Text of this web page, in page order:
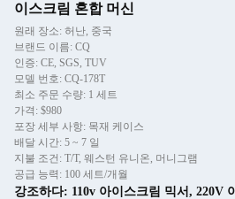
이스크림 혼합 머신
원래 장소: 허난, 중국
브랜드 이름: CQ
인증: CE, SGS, TUV
모델 번호: CQ-178T
최소 주문 수량: 1 세트
가격: $980
포장 세부 사항: 목재 케이스
배달 시간: 5 ~ 7 일
지불 조건: T/T, 웨스턴 유니온, 머니그램
공급 능력: 100 세트/개월
강조하다: 110v 아이스크림 믹서 , 220V